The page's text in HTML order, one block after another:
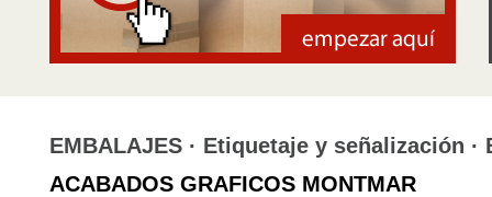
EMBALAJES · Etiquetaje y señalización
ACABADOS GRAFICOS MONTMAR